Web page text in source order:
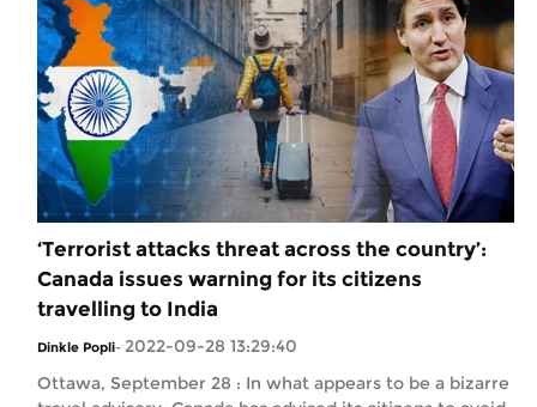
‘Terrorist attacks threat across the country’:
Canada issues warning for its citizens
travelling to India
Dinkle Popli- 2022-09-28 13:29:40
Ottawa, September 28 : In what appears to be a bizarre